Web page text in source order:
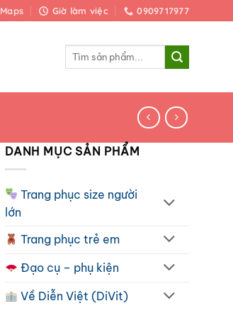
Maps Giờ làm việc 0909717977
Tìm
DANH MỤC SẢN PHẨM
Trang phục size người
lớn
Trang phục trẻ em
Đạo cụ – phụ kiện
Về Diễn Việt (DiVit)